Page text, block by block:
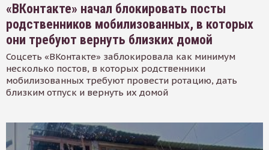
«ВКонтакте» начал блокировать посты
родственников мобилизованных, в которых
они требуют вернуть близких домой
Соцсеть «ВКонтакте» заблокировала как минимум
несколько постов, в которых родственники
мобилизованных требуют провести ротацию, дать
близким отпуск и вернуть их домой